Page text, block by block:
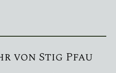
von Stig Pfau